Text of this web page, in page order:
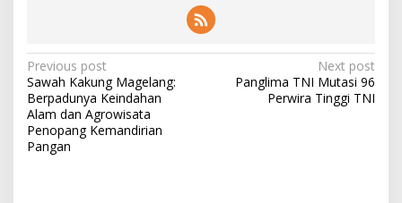
Post
navigation
Previous post
Sawah Kakung Magelang:
Berpadunya Keindahan
Alam dan Agrowisata
Penopang Kemandirian
Pangan
Next post
Panglima TNI Mutasi 96
Perwira Tinggi TNI